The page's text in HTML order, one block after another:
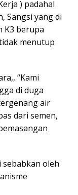
) padahal
Sangsi yang di
K3 berupa
menutup
“Kami
di duga
air
dari semen,
sebabkan oleh